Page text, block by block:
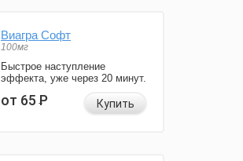
Виагра Софт
100мг
Быстрое наступление
эффекта, уже через 20 минут.
от 65Р Купить